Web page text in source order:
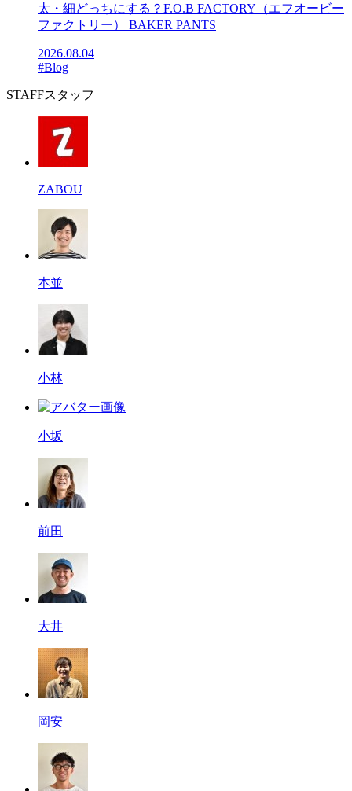
太・細どっちにする？F.O.B FACTORY（エフオービー
ファクトリー） BAKER PANTS
2026.08.04
#Blog
STAFFスタッフ
ZABOU
本並
小林
小坂
前田
大井
岡安